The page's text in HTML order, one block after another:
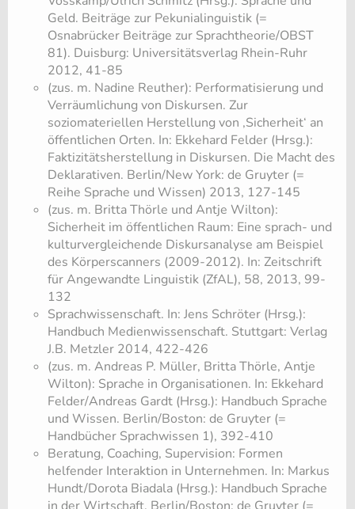
Geld. Beiträge zur Pekunialinguistik (=
Osnabrücker Beiträge zur Sprachtheorie/OBST
81). Duisburg: Universitätsverlag Rhein-Ruhr
2012, 41-85
(zus. m. Nadine Reuther): Performatisierung und
Verräumlichung von Diskursen. Zur
soziomateriellen Herstellung von ‚Sicherheit‘ an
öffentlichen Orten. In: Ekkehard Felder (Hrsg.):
Faktizitätsherstellung in Diskursen. Die Macht des
Deklarativen. Berlin/New York: de Gruyter (=
Reihe Sprache und Wissen) 2013, 127-145
(zus. m. Britta Thörle und Antje Wilton):
Sicherheit im öffentlichen Raum: Eine sprach- und
kulturvergleichende Diskursanalyse am Beispiel
des Körperscanners (2009-2012). In: Zeitschrift
für Angewandte Linguistik (ZfAL), 58, 2013, 99-
132
Sprachwissenschaft. In: Jens Schröter (Hrsg.):
Handbuch Medienwissenschaft. Stuttgart: Verlag
J.B. Metzler 2014, 422-426
(zus. m. Andreas P. Müller, Britta Thörle, Antje
Wilton): Sprache in Organisationen. In: Ekkehard
Felder/Andreas Gardt (Hrsg.): Handbuch Sprache
und Wissen. Berlin/Boston: de Gruyter (=
Handbücher Sprachwissen 1), 392-410
Beratung, Coaching, Supervision: Formen
helfender Interaktion in Unternehmen. In: Markus
Hundt/Dorota Biadala (Hrsg.): Handbuch Sprache